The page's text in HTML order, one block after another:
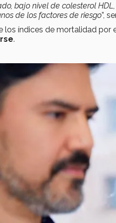
bajo nivel de colesterol
de los factores de riesgo”,
los índices de mortalidad
.